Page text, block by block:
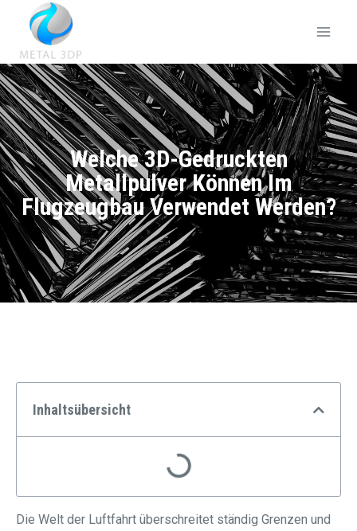
Welche 3D-Gedruckten
Metallpulver Können Im
Flugzeugbau Verwendet Werden?
Inhaltsübersicht
Die Welt der Luftfahrt überschreitet ständig Grenzen und